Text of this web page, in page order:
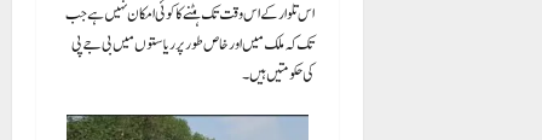
اس تلوار کے اس وقت تک ہٹنے کا کوئی امکان نہیں ہے جب
تک کہ ملک میں اور خاص طور پر ریاستوں میں بی جے پی
کی حکومتیں ہیں۔